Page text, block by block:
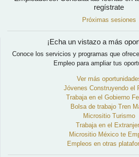
regístrate
Próximas sesiones
¡Echa un vistazo a más
Conoce los servicios y programas que
Empleo para ampliar tus
Ver más
Jóvenes Construyendo el
Trabaja en el Gobierno
Bolsa de trabajo Tren
Micrositio Turismo
Trabaja en el
Micrositio México te
Empleos en otras